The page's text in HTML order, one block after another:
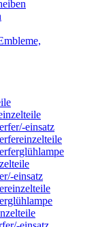
einsatz
einsatz